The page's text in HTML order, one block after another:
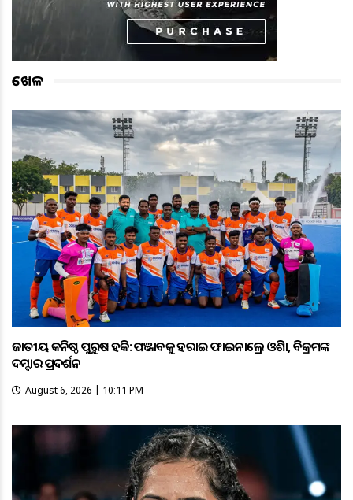
ଖେଳ
ଜାତୀୟ କନିଷ୍ଠ ପୁରୁଷ ହକି: ପଞ୍ଜାବକୁ ହରାଇ ଫାଇନାଲ୍ରେ ଓଡ଼ିଶା, ବିକ୍ରମଙ୍କ
ଦମ୍ଦାର ପ୍ରଦର୍ଶନ
August 6, 2026 | 10:11 PM